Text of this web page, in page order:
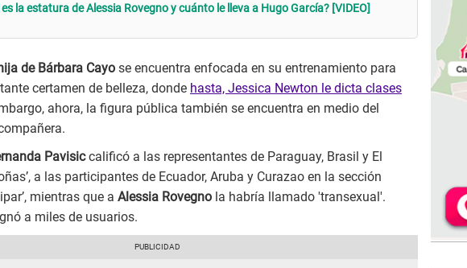
la estatura de Alessia Rovegno y cuánto le lleva a Hugo García? [VIDEO]
hija de Bárbara Cayo se encuentra enfocada en su entrenamiento para
certamen de belleza, donde hasta, Jessica Newton le dicta clases
ahora, la figura pública también se encuentra en medio del
Pavisiccalificó a las representantes de Paraguay, Brasil y El
a las participantes de Ecuador, Aruba y Curazao en la sección
mientras que a Alessia Rovegno la habría llamado 'transexual'.
a miles de usuarios.